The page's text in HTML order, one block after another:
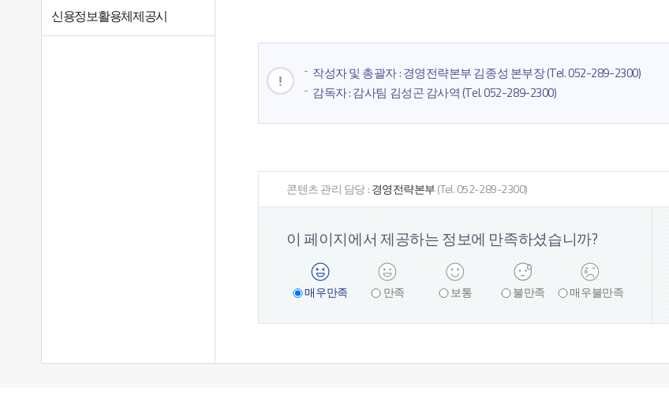
신용정보활용체제공시
작성자 및 총괄자 : 경영전략본부 김종성 본부장 (Tel. 052-289-2300)
감독자 : 감사팀 김성곤 감사역 (Tel. 052-289-2300)
콘텐츠 관리 담당 :경영전략본부(Tel. 052-289-2300)
이 페이지에서 제공하는 정보에 만족하셨습니까?
매우만족 만족 보통 불만족 매우불만족